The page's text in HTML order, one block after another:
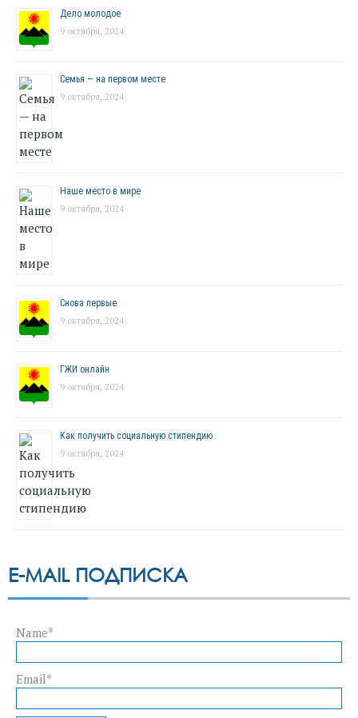
Дело молодое
9 октября, 2024
Семья — на первом месте
9 октября, 2024
Наше место в мире
9 октября, 2024
Снова первые
9 октября, 2024
ГЖИ онлайн
9 октября, 2024
Как получить социальную стипендию
9 октября, 2024
E-MAIL ПОДПИСКА
Name*
Email*